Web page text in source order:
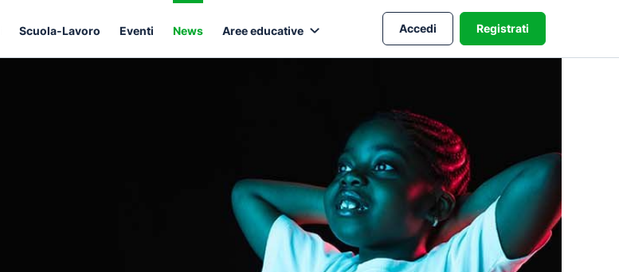
Scuola-Lavoro Eventi News Aree educative Accedi Registrati